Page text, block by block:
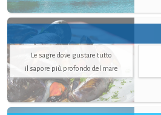
Le sagre dove gustare tutto
il sapore più profondo del mare